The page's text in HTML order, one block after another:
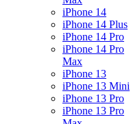
iPhone 14
iPhone 14 Plus
iPhone 14 Pro
iPhone 14 Pro
Max
iPhone 13
iPhone 13 Mini
iPhone 13 Pro
iPhone 13 Pro